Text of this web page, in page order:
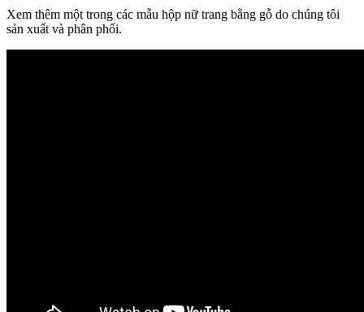
Xem thêm một trong các mẫu hộp nữ trang bằng gỗ do chúng tôi
sản xuất và phân phối.